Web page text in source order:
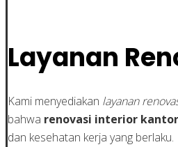
Layanan
Kami menyediakan layanan
bahwa renovasi interior kantor
dan kesehatan kerja yang berlaku.